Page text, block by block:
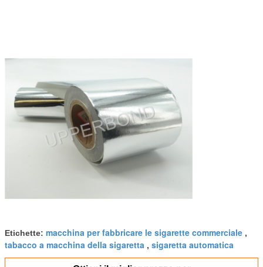
Etichette: macchina per fabbricare le sigarette commerciale ,
tabacco a macchina della sigaretta , sigaretta automatica